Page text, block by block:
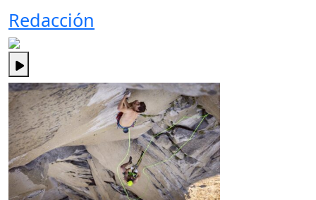
Redacción